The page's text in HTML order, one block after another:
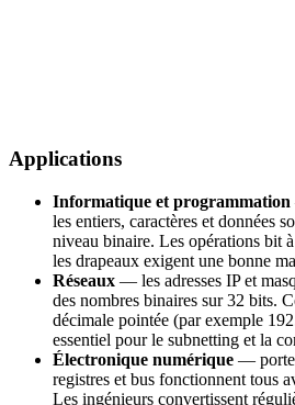
Applications
Informatique et programmation
les entiers, caractères et données
niveau binaire. Les opérations bit
les drapeaux exigent une bonne
Réseaux — les adresses IP et
des nombres binaires sur 32 bits.
décimale pointée (par exemple
essentiel pour le subnetting et la
Électronique numérique —
registres et bus fonctionnent tous
Les ingénieurs convertissent